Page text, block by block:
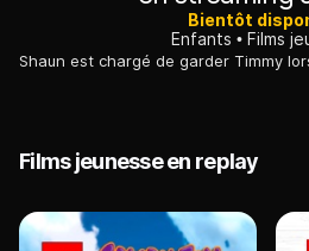
Bientôt
Enfants
Films
Films jeunesse en replay